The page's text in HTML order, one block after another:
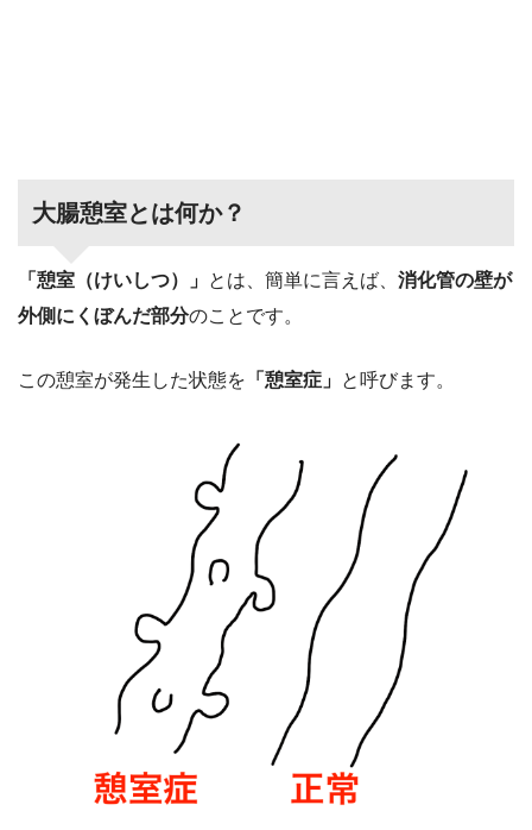
大腸憩室とは何か？
「憩室（けいしつ）」 とは、簡単に言えば、 消化管の壁が
外側にくぼんだ部分のことです。
この憩室が発生した状態を 「憩室症」 と呼びます。